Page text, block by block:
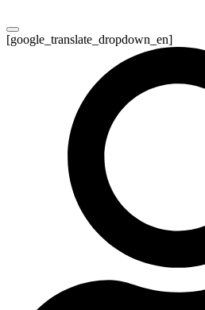
[google_translate_dropdown_en]